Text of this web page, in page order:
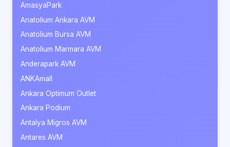
AmasyaPark
Anatolium Ankara AVM
Anatolium Bursa AVM
Anatolium Marmara AVM
Anderapark AVM
ANKAmall
Ankara Optimum Outlet
Ankara Podium
Antalya Migros AVM
Antares AVM